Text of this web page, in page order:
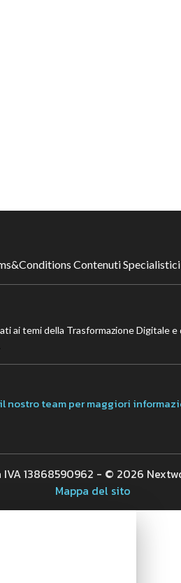
Contenuti Specialistici
ai temi della Trasformazione Digitale
nostro team per maggiori
13868590962 - © 2026
Mappa del sito